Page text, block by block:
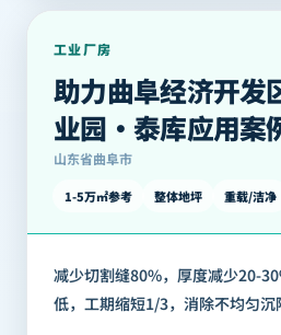
工业厂房
助力曲阜经济开发
业园·泰库应用案
山东省曲阜市
1-5万㎡参考 整体地坪 重载/洁净
减少切割缝80%，厚度减少20-
低，工期缩短1/3，消除不均匀沉